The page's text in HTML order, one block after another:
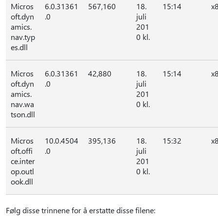
Micros
oft.dyn
amics.
nav.typ
es.dll
6.0.31361
.0
567,160
18.
juli
201
0 kl.
15:14
Micros
oft.dyn
amics.
nav.wa
tson.dll
6.0.31361
.0
42,880
18.
juli
201
0 kl.
15:14
Micros
oft.offi
ce.inter
op.outl
ook.dll
10.0.4504
.0
395,136
18.
juli
201
0 kl.
15:32
Følg disse trinnene for å erstatte disse filene: